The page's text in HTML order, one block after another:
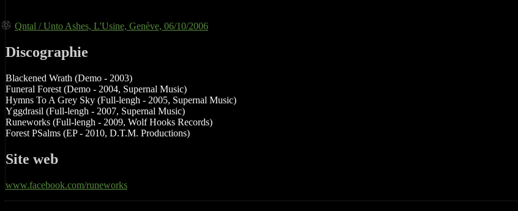
Qntal / Unto Ashes, L'Usine, Genève, 06/10/2006
Discographie
Blackened Wrath (Demo - 2003)
Funeral Forest (Demo - 2004, Supernal Music)
Hymns To A Grey Sky (Full-lengh - 2005, Supernal Music)
Yggdrasil (Full-lengh - 2007, Supernal Music)
Runeworks (Full-lengh - 2009, Wolf Hooks Records)
Forest PSalms (EP - 2010, D.T.M. Productions)
Site web
www.facebook.com/runeworks